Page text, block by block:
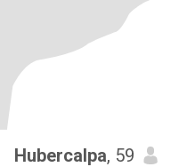
Hubercalpa, 59